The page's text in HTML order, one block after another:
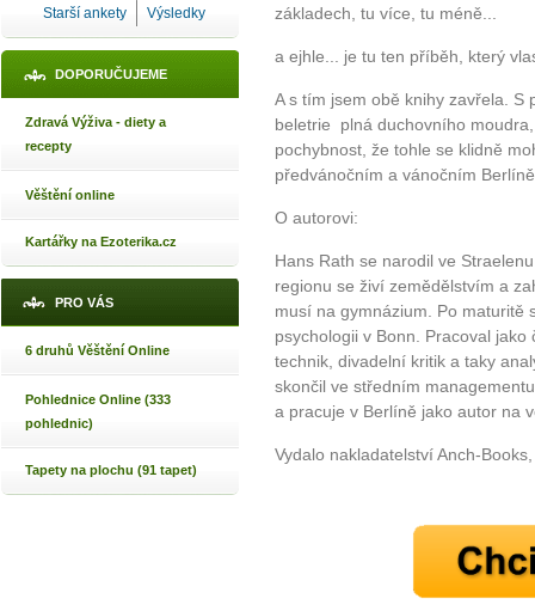
Starší ankety Výsledky
DOPORUČUJEME
Zdravá Výživa - diety a
recepty
Věštění online
Kartářky na Ezoterika.cz
PRO VÁS
6 druhů Věštění Online
Pohlednice Online (333
pohlednic)
Tapety na plochu (91 tapet)
základech, tu více, tu méně...
a ejhle... je tu ten příběh, který
A s tím jsem obě knihy zavřela. S
beletrie plná duchovního
pochybnost, že tohle se klidně
předvánočním a vánočním
O autorovi:
Hans Rath se narodil ve
regionu se živí zemědělstvím a
musí na gymnázium. Po maturitě
psychologii v Bonn. Pracoval
technik, divadelní kritik a taky
skončil ve středním
a pracuje v Berlíně jako autor na
Vydalo nakladatelství Anch-